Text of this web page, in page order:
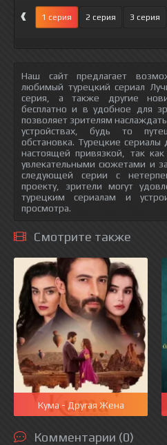
‹ 1 серия 2 серия 3 серия
Наш сайт предлагает
любимый турецкий сериал
серия, а также другие
бесплатно и в удобное для
позволяет зрителям
устройствах, будь то
обстановка. Турецкие сериалы
настоящей привязкой, так
увлекательными сюжетами и
следующей серии с
проекту, зрители могут
турецким сериалам и
просмотра.
Смотрите также
Кума - Другая Жена
Комментарии (0)